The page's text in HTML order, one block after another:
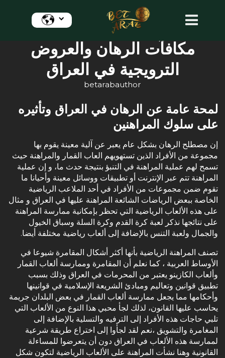
‏مكافآت الرهان والعروض
الترويجية في العراق
betarabauthor
‏لمحة عامة عن الرهان في العراق وتأثيره
على سلوك المراهنين
‏إن مصطلح الرهان بشكل عام يعبر عن آلية معينة يقوم بها
مجموعة من الأفراد الذين تستهويهم العاب القمار والمراهنة حيث
تسمح لهم عملية المراهنة في التنبؤ بنتيجة حدث ما، و إن عملية
المراهنة تتم عبر الإنترنت أو تطبيقات ووسائل معينة وأحيانا ما
تقوم ضمن مجموعات من الأفراد في أحد الملاعب الرياضية
الخاصة ببعض الرياضات الشائعة المراهنة عليها في العراق و مثال
على هذه الألعاب الرياضية التي تحظر بإمكانية ممارسة المراهنة
على نتائجها نذكر لعبة كرة القدم وكرة السلة وسباق الخيول
والجمال ولعبة التنس بالإضافة إلى ألعاب رياضية مختلفة أيضا.
‏تصنف المراهنة الرياضية بأنها أكثر أشكال المقامرة شيوعا في
الأوساط العربية ، كما نعلم أن المقامرة وممارسة ألعاب القمار
وألعاب الكازينو يعتبر من المحرمات في العراق وذلك بسبب
تطبيق قوانين وتعاليم ومبادئ الشريعة الإسلامية في قوانينها
وأحكامها مما يجعل ممارسة ألعاب القمار في بعض البلدان جريمة
يحاسب عليها القانون، لذلك لجأ محبي هذا النوع من الألعاب التي
تلبي حاجات هذه الأفراد إلى الترفيه والتسلية بالإضافة إلى
المغامرة والتشويق ،نعم لقد لجأوا إلى اختراع طريقة شرعية
لممارسة هذه الألعاب في العراق دون أن يتعرضوا للمساءلة
القانونية وهنا نشأت المراهنة على الألعاب الرياضية لتكون شكل